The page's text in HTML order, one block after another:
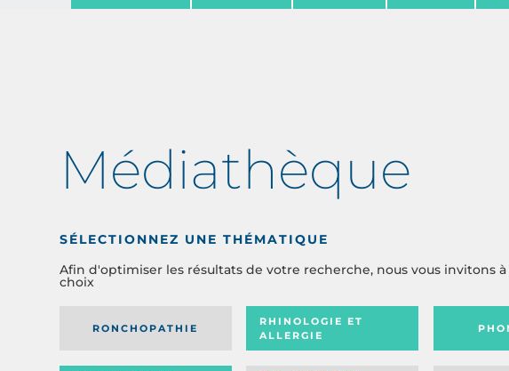
Médiathèque
SÉLECTIONNEZ UNE THÉMATIQUE
Afin d'optimiser les résultats de votre recherche, nous vous invitons
choix
RONCHOPATHIE
RHINOLOGIE ET
ALLERGIE